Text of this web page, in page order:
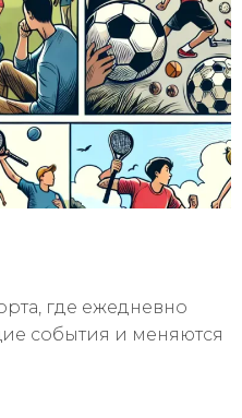
где ежедневно
события и меняются